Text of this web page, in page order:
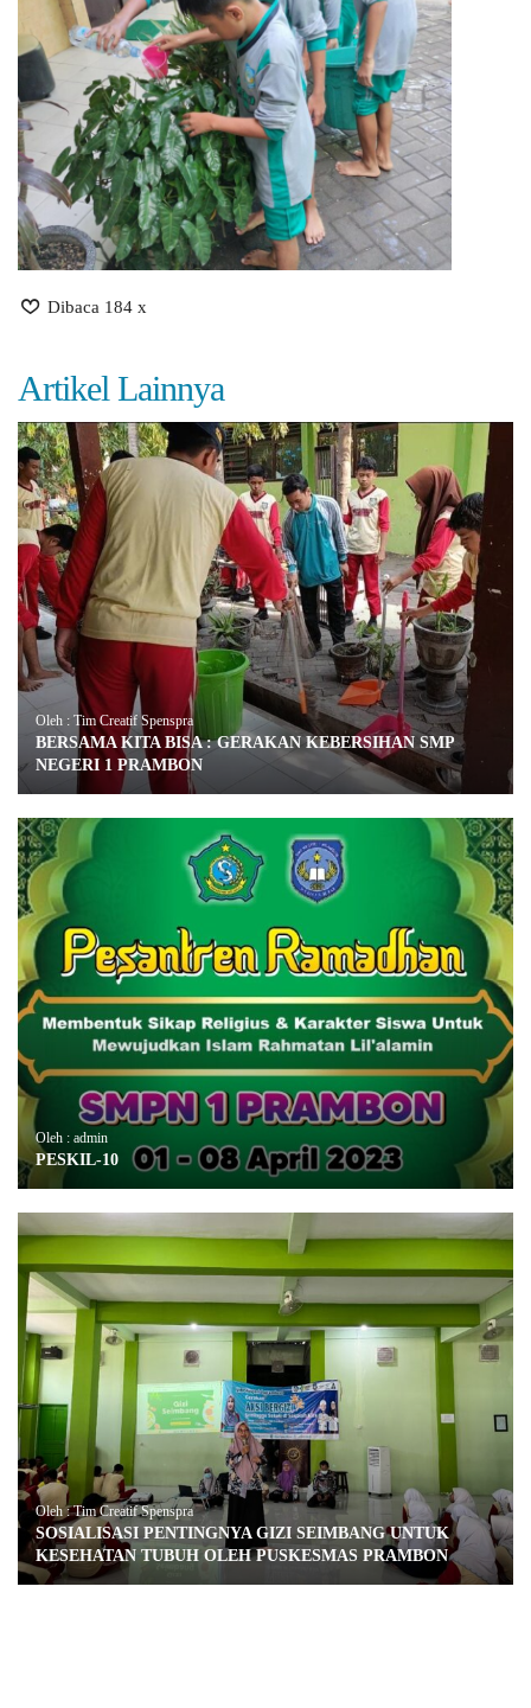
Dibaca 184 x
Artikel Lainnya
Oleh : Tim Creatif Spenspra
BERSAMA KITA BISA : GERAKAN KEBERSIHAN SMP
NEGERI 1 PRAMBON
Oleh : admin
PESKIL-10
Oleh : Tim Creatif Spenspra
SOSIALISASI PENTINGNYA GIZI SEIMBANG UNTUK
KESEHATAN TUBUH OLEH PUSKESMAS PRAMBON